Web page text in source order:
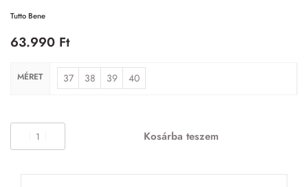
Tutto Bene
63.990 Ft
MÉRET 37 38 39 40
Kosárba teszem